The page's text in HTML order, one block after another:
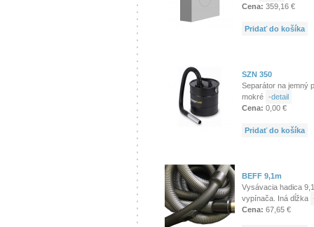
Cena: 359,16 €
Pridať do košíka
SZN 350
Separátor na jemný
mokré -detail
Cena: 0,00 €
Pridať do košíka
BEFF 9,1m
Vysávacia hadica
vypínača. Iná dĺžka
Cena: 67,65 €